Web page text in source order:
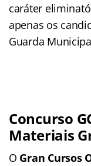
caráter
apenas os
Guarda
Concurso
Materiais
O Gran Cursos